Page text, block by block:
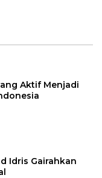
Aktif Menjadi
Idris Gairahkan